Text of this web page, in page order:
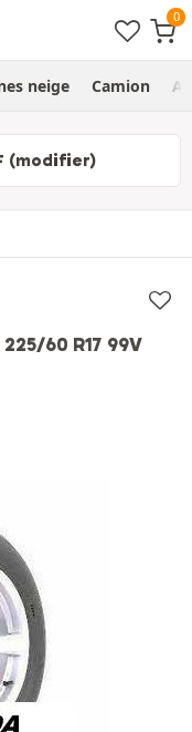
neige Camion
(modifier)
225/60 R17 99V